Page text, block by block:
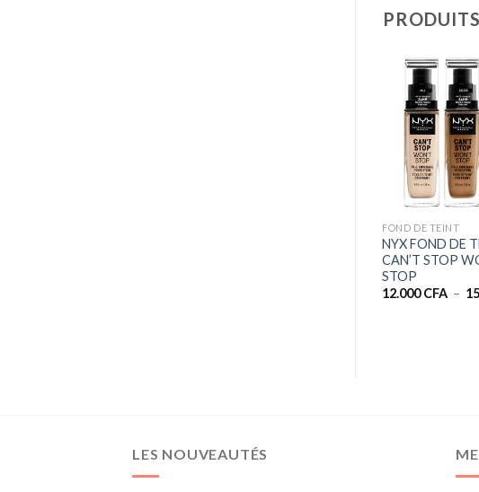
+
FOND DE TEINT
NYX FOND DE
CAN’T STOP
STOP
12.000CFA –
LES NOUVEAUTÉS